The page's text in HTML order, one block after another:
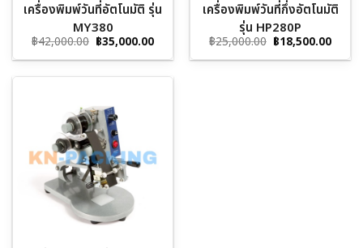
เครื่องพิมพ์วันที่อัตโนมัติ รุ่น
MY380
฿42,000.00 Original
price
was:
฿42,000.00.
฿35,000.00Current
is:
฿35,000.00.
เครื่องพิมพ์วันที่กึ่งอัตโนมัติ
รุ่น HP280P
฿25,000.00 Original
price
was:
฿18,500.00
is: